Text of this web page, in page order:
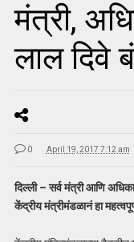
मंत्री,
लाल दिवे
0 April 19, 2017 7:12 am
दिल्ली – सर्व मंत्री आणि
केंद्रीय मंत्रीमंडळानं हा